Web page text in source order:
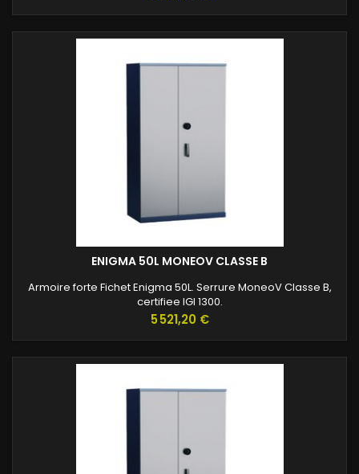
ENIGMA 50L MONEOV CLASSE B
Armoire forte Fichet Enigma 50L. Serrure MoneoV Classe B,
certifiee IGI 1300.
Prix
5 521,20 €